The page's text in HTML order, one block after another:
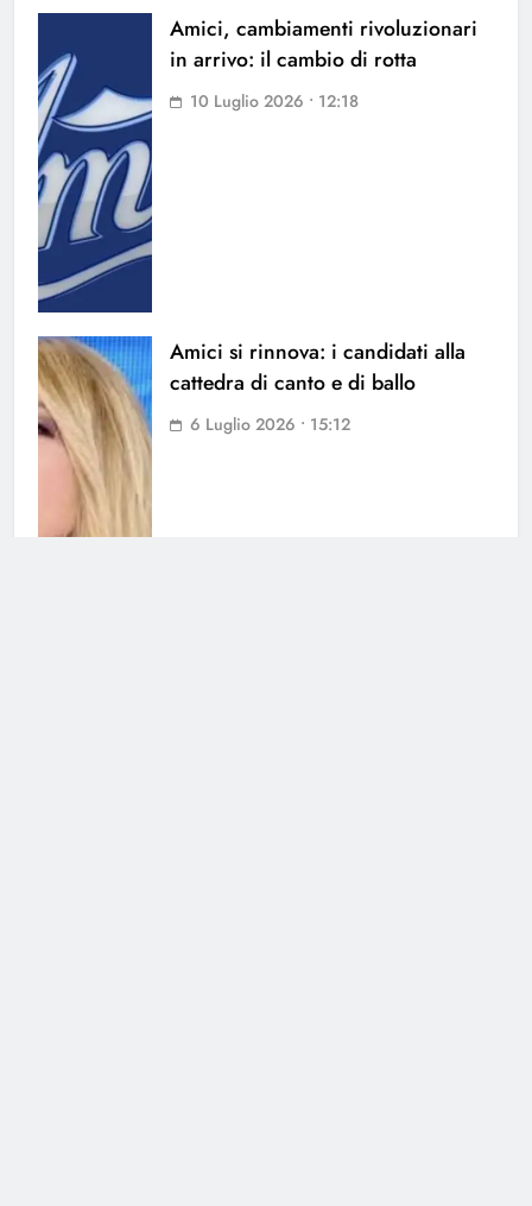
Amici, cambiamenti rivoluzionari
in arrivo: il cambio di rotta
10 Luglio 2026 • 12:18
Amici si rinnova: i candidati alla
cattedra di canto e di ballo
6 Luglio 2026 • 15:12